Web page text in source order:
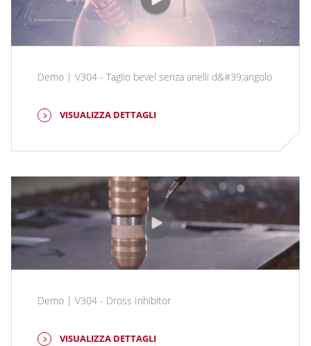
Demo | V304 - Taglio bevel senza anelli d&#39;angolo
VISUALIZZA DETTAGLI
Demo | V304 - Dross Inhibitor
VISUALIZZA DETTAGLI